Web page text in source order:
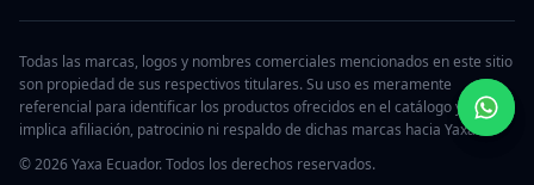
Todas las marcas, logos y nombres comerciales mencionados en este sitio
son propiedad de sus respectivos titulares. Su uso es meramente
referencial para identificar los productos ofrecidos en el catálogo y no
implica afiliación, patrocinio ni respaldo de dichas marcas hacia Yaxa.
© 2026 Yaxa Ecuador. Todos los derechos reservados.